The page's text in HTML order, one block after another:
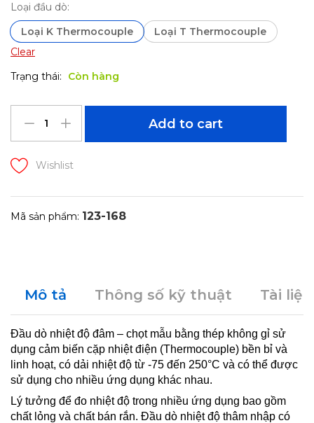
Loại đầu dò:
Loại K Thermocouple
Loại T Thermocouple
Clear
Trạng thái:
Còn hàng
Add to cart
Wishlist
Mã sản phẩm: 123-168
Mô tả Thông số kỹ thuật Tài liệu
Đầu dò nhiệt độ đâm – chọt mẫu bằng thép không gỉ sử
dụng cảm biến cặp nhiệt điện (Thermocouple) bền bỉ và
linh hoạt, có dải nhiệt độ từ -75 đến 250°C và có thể được
sử dụng cho nhiều ứng dụng khác nhau.
Lý tưởng để đo nhiệt độ trong nhiều ứng dụng bao gồm
chất lỏng và chất bán rắn. Đầu dò nhiệt độ thâm nhập có